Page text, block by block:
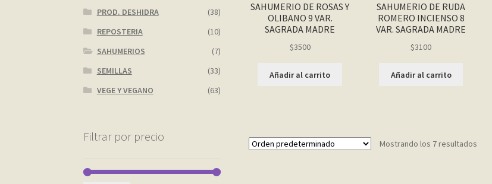
SAHUMERIO DE ROSAS Y
OLIBANO 9 VAR.
SAGRADA MADRE
$3500
Añadir al carrito
SAHUMERIO DE RUDA
ROMERO INCIENSO 8
VAR. SAGRADA MADRE
$3100
Añadir al carrito
Mostrando los 7 resultados
PROD. DESHIDRA
(38)
REPOSTERIA
(10)
SAHUMERIOS
(7)
SEMILLAS
(33)
VEGE Y VEGANO
(63)
Filtrar por precio